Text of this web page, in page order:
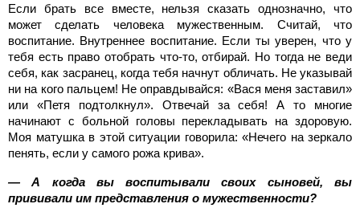
Если брать все вместе, нельзя сказать однозначно, что
может сделать человека мужественным. Считай, что
воспитание. Внутреннее воспитание. Если ты уверен, что у
тебя есть право отобрать что-то, отбирай. Но тогда не веди
себя, как засранец, когда тебя начнут обличать. Не указывай
ни на кого пальцем! Не оправдывайся: «Вася меня заставил»
или «Петя подтолкнул». Отвечай за себя! А то многие
начинают с больной головы перекладывать на здоровую.
Моя матушка в этой ситуации говорила: «Нечего на зеркало
пенять, если у самого рожа крива».
— А когда вы воспитывали своих сыновей, вы
прививали им представления о мужественности?